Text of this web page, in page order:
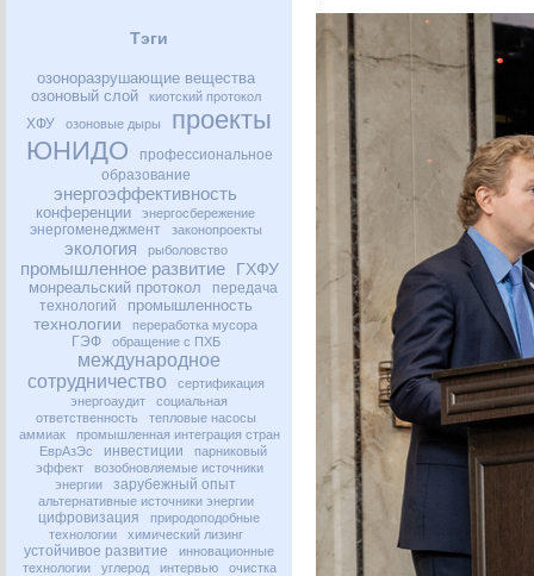
Тэги
озоноразрушающие вещества
озоновый слой
киотский протокол
ХФУ озоновые дыры
проекты
ЮНИДО
профессиональное
образование
энергоэффективность
конференции энергосбережение
энергоменеджмент законопроекты
экология рыболовство
промышленное развитие ГХФУ
монреальский протокол
передача
технологий
промышленность
технологии переработка мусора
ГЭФ обращение с ПХБ
международное
сотрудничество
сертификация
энергоаудит
социальная
ответственность
тепловые насосы
аммиак
промышленная интеграция стран
ЕврАзЭс
инвестиции
парниковый
эффект
возобновляемые источники
энергии
зарубежный опыт
альтернативные источники энергии
цифровизация
природоподобные
технологии
химический лизинг
устойчивое развитие
инновационные
технологии
углерод интервью
очистка